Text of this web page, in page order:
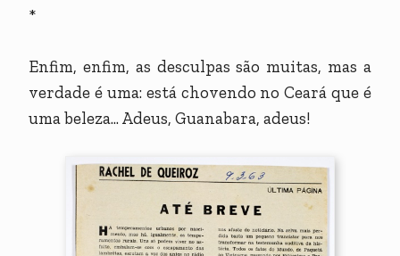
*
Enfim, enfim, as desculpas são muitas, mas a
verdade é uma: está chovendo no Ceará que é
uma beleza... Adeus, Guanabara, adeus!